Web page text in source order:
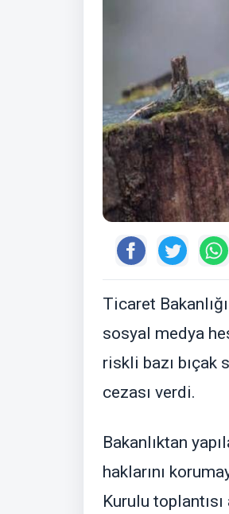
Ticaret
sosyal medya
riskli bazı bıçak
cezası verdi.
Bakanlıktan
haklarını
Kurulu